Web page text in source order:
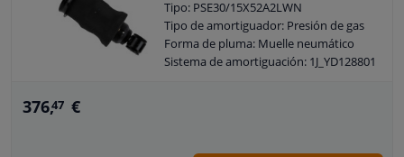
Tipo: PSE30/15X52A2LWN
Tipo de amortiguador: Presión de gas
Forma de pluma: Muelle neumático
Sistema de amortiguación: 1J_YD128801
376,47 €